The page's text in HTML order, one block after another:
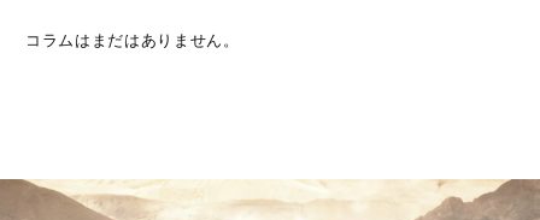
コラムはまだはありません。